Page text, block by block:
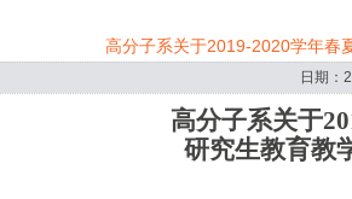
高分子系关于2019-2020学年春
日期：
高分子系关于
研究生教育教